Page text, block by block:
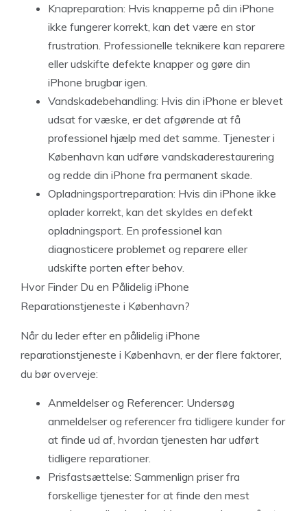
Knapreparation: Hvis knapperne på din iPhone
ikke fungerer korrekt, kan det være en stor
frustration. Professionelle teknikere kan reparere
eller udskifte defekte knapper og gøre din
iPhone brugbar igen.
Vandskadebehandling: Hvis din iPhone er blevet
udsat for væske, er det afgørende at få
professionel hjælp med det samme. Tjenester i
København kan udføre vandskaderestaurering
og redde din iPhone fra permanent skade.
Opladningsportreparation: Hvis din iPhone ikke
oplader korrekt, kan det skyldes en defekt
opladningsport. En professionel kan
diagnosticere problemet og reparere eller
udskifte porten efter behov.
Hvor Finder Du en Pålidelig iPhone
Reparationstjeneste i København?
Når du leder efter en pålidelig iPhone
reparationstjeneste i København, er der flere faktorer,
du bør overveje:
Anmeldelser og Referencer: Undersøg
anmeldelser og referencer fra tidligere kunder for
at finde ud af, hvordan tjenesten har udført
tidligere reparationer.
Prisfastsættelse: Sammenlign priser fra
forskellige tjenester for at finde den mest